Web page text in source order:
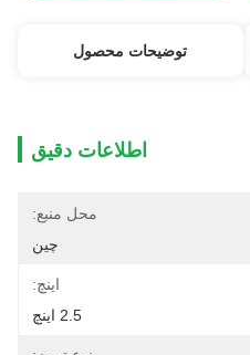
توضیحات محصول
اطلاعات دقیق
محل منبع:
چین
اینچ:
2.5 اینچ